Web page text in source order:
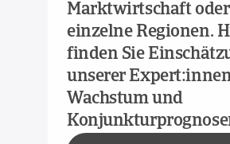
Marktwirtschaft oder
einzelne Regionen.
finden Sie
unserer
Wachstum und